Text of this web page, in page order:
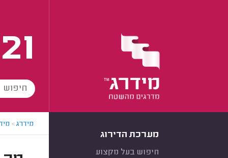
מערכת הדירוג
חיפוש בעל מקצוע
מידרג>